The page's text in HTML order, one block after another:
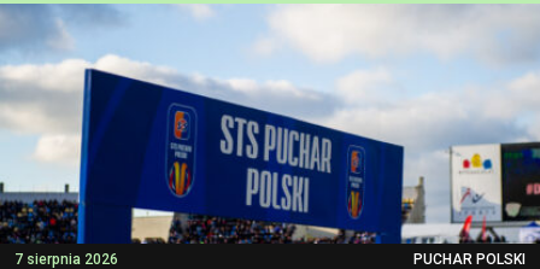
7 sierpnia 2026 PUCHAR POLSKI